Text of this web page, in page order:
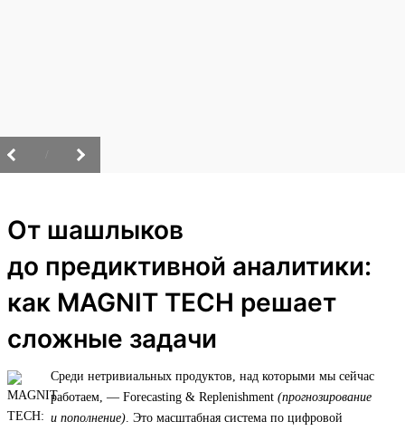
От шашлыков
до предиктивной аналитики:
как MAGNIT TECH решает
сложные задачи
Среди нетривиальных продуктов, над которыми мы сейчас
работаем, — Forecasting & Replenishment (прогнозирование
и пополнение). Это масштабная система по цифровой